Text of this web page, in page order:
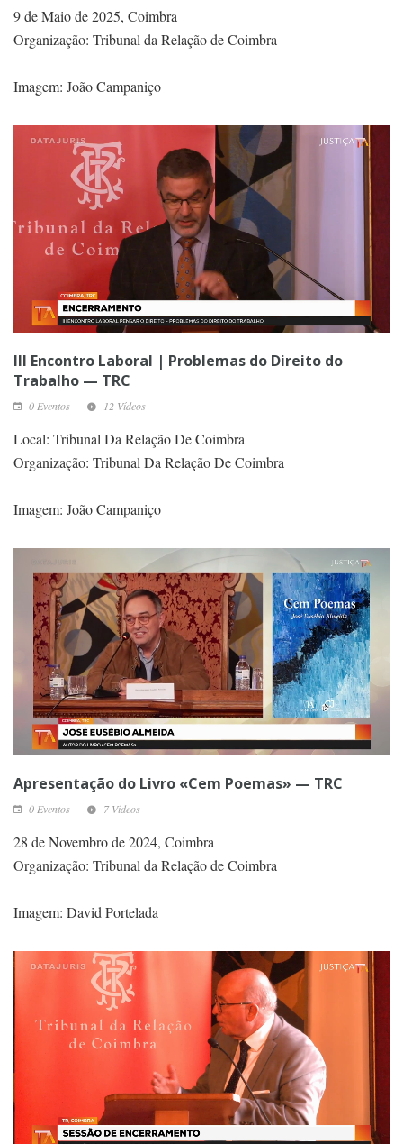
9 de Maio de 2025, Coimbra
Organização: Tribunal da Relação de Coimbra
Imagem: João Campaniço
III Encontro Laboral | Problemas do Direito do
Trabalho — TRC
0 Eventos 12 Vídeos
Local: Tribunal Da Relação De Coimbra
Organização: Tribunal Da Relação De Coimbra
Imagem: João Campaniço
Apresentação do Livro «Cem Poemas» — TRC
0 Eventos 7 Vídeos
28 de Novembro de 2024, Coimbra
Organização: Tribunal da Relação de Coimbra
Imagem: David Portelada